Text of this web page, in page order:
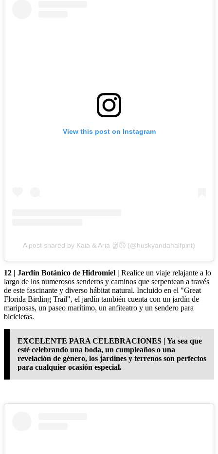
View this post on Instagram
A post shared by Kaia & Aria 👹😇 (@huskyandahalfpint)
12 | Jardín Botánico de Hidromiel | Realice un viaje relajante a lo
largo de los numerosos senderos y caminos que serpentean a través
de este fascinante y diverso hábitat natural. Incluido en el "Great
Florida Birding Trail", el jardín también cuenta con un jardín de
mariposas, un paseo marítimo, un anfiteatro y un sendero para
bicicletas.
EXCELENTE PARA CELEBRACIONES | Ya sea que
esté celebrando una boda, un cumpleaños o una
revelación de género, los jardines y terrenos son perfectos
para cualquier ocasión especial.